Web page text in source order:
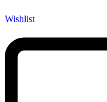
Wishlist